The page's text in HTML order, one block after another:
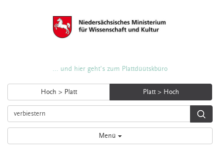
... und hier geht's zum Plattdüütskbüro
Hoch > Platt Platt > Hoch
Menü